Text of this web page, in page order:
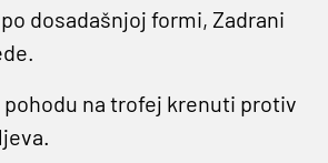
dosadašnjoj formi, Zadrani
pohodu na trofej krenuti protiv